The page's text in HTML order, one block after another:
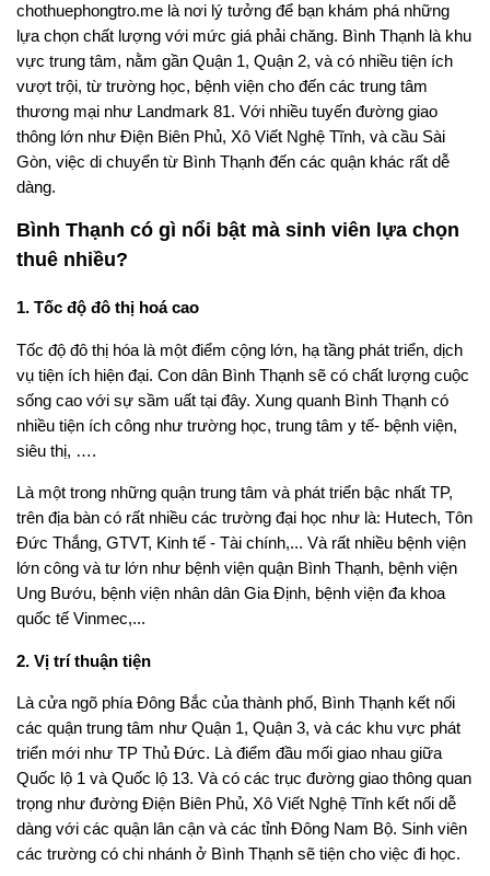
chothuephongtro.me là nơi lý tưởng để bạn khám phá những
lựa chọn chất lượng với mức giá phải chăng. Bình Thạnh là khu
vực trung tâm, nằm gần Quận 1, Quận 2, và có nhiều tiện ích
vượt trội, từ trường học, bệnh viện cho đến các trung tâm
thương mại như Landmark 81. Với nhiều tuyến đường giao
thông lớn như Điện Biên Phủ, Xô Viết Nghệ Tĩnh, và cầu Sài
Gòn, việc di chuyển từ Bình Thạnh đến các quận khác rất dễ
dàng.
Bình Thạnh có gì nổi bật mà sinh viên lựa chọn
thuê nhiều?
1. Tốc độ đô thị hoá cao
Tốc độ đô thị hóa là một điểm cộng lớn, hạ tầng phát triển, dịch
vụ tiện ích hiện đại. Con dân Bình Thạnh sẽ có chất lượng cuộc
sống cao với sự sầm uất tại đây. Xung quanh Bình Thạnh có
nhiều tiện ích công như trường học, trung tâm y tế- bệnh viện,
siêu thị, ….
Là một trong những quận trung tâm và phát triển bậc nhất TP,
trên địa bàn có rất nhiều các trường đại học như là: Hutech, Tôn
Đức Thắng, GTVT, Kinh tế - Tài chính,... Và rất nhiều bệnh viện
lớn công và tư lớn như bệnh viện quận Bình Thạnh, bệnh viện
Ung Bướu, bệnh viện nhân dân Gia Định, bệnh viện đa khoa
quốc tế Vinmec,...
2. Vị trí thuận tiện
Là cửa ngõ phía Đông Bắc của thành phố, Bình Thạnh kết nối
các quận trung tâm như Quận 1, Quận 3, và các khu vực phát
triển mới như TP Thủ Đức. Là điểm đầu mối giao nhau giữa
Quốc lộ 1 và Quốc lộ 13. Và có các trục đường giao thông quan
trọng như đường Điện Biên Phủ, Xô Viết Nghệ Tĩnh kết nối dễ
dàng với các quận lân cận và các tỉnh Đông Nam Bộ. Sinh viên
các trường có chi nhánh ở Bình Thạnh sẽ tiện cho việc đi học.